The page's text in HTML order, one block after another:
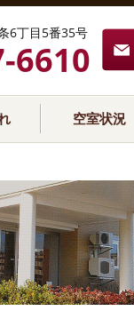
6丁目5番35号
6610
空室状況